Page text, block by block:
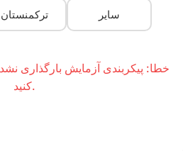
ترکمنستان سایر
خطا: پیکربندی آزمایش بارگذاری
کنید.